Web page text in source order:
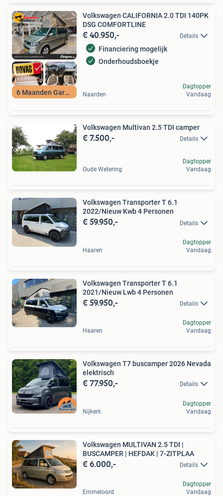
6 Maanden Garantie
Volkswagen CALIFORNIA 2.0 TDI 140PK
DSG COMFORTLINE
€ 40.950,- Details
Financiering mogelijk
Onderhoudsboekje
Naarden
Dagtopper
Vandaag
Volkswagen Multivan 2.5 TDI camper
€ 7.500,- Details
Oude Wetering
Dagtopper
Vandaag
Volkswagen Transporter T 6.1
2022/Nieuw Kwb 4 Personen
€ 59.950,- Details
Haaren
Dagtopper
Vandaag
Volkswagen Transporter T 6.1
2021/Nieuw Lwb 4 Personen
€ 59.950,- Details
Haaren
Dagtopper
Vandaag
Volkswagen T7 buscamper 2026 Nevada
elektrisch
€ 77.950,- Details
Nijkerk
Dagtopper
Vandaag
Volkswagen MULTIVAN 2.5 TDI |
BUSCAMPER | HEFDAK | 7-ZITPLAA
€ 6.000,- Details
Emmeloord
Dagtopper
Vandaag